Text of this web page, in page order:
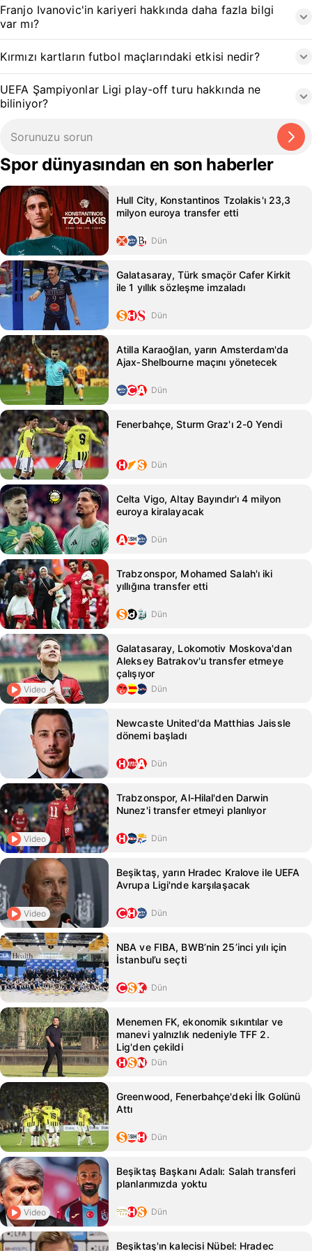
Franjo Ivanovic'in kariyeri hakkında daha fazla bilgi
var mı?
Kırmızı kartların futbol maçlarındaki etkisi nedir?
UEFA Şampiyonlar Ligi play-off turu hakkında ne
biliniyor?
Spor dünyasından en son haberler
Hull City, Konstantinos Tzolakis'ı 23,3
milyon euroya transfer etti
Dün
Galatasaray, Türk smaçör Cafer Kirkit
ile 1 yıllık sözleşme imzaladı
Dün
Atilla Karaoğlan, yarın Amsterdam'da
Ajax‑Shelbourne maçını yönetecek
Dün
Fenerbahçe, Sturm Graz'ı 2-0 Yendi
Dün
Celta Vigo, Altay Bayındır'ı 4 milyon
euroya kiralayacak
Dün
Trabzonspor, Mohamed Salah'ı iki
yıllığına transfer etti
Dün
Video
Galatasaray, Lokomotiv Moskova'dan
Aleksey Batrakov'u transfer etmeye
çalışıyor
Dün
Newcaste United'da Matthias Jaissle
dönemi başladı
Dün
Video
Trabzonspor, Al-Hilal'den Darwin
Nunez'i transfer etmeyi planlıyor
Dün
Video
Beşiktaş, yarın Hradec Kralove ile UEFA
Avrupa Ligi'nde karşılaşacak
Dün
NBA ve FIBA, BWB’nin 25’inci yılı için
İstanbul’u seçti
Dün
Menemen FK, ekonomik sıkıntılar ve
manevi yalnızlık nedeniyle TFF 2.
Lig'den çekildi
Dün
Greenwood, Fenerbahçe'deki İlk Golünü
Attı
Dün
Video
Beşiktaş Başkanı Adalı: Salah transferi
planlarımızda yoktu
Dün
Beşiktaş'ın kalecisi Nübel: Hradec